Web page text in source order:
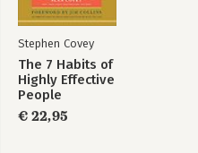
Stephen Covey
The 7 Habits of
Highly Effective
People
€ 22,95